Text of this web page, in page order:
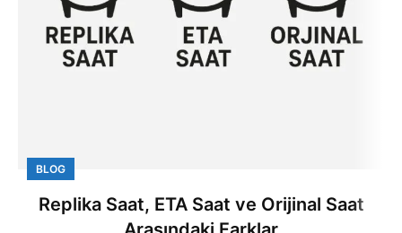
BLOG
Replika Saat, ETA Saat ve Orijinal Saat